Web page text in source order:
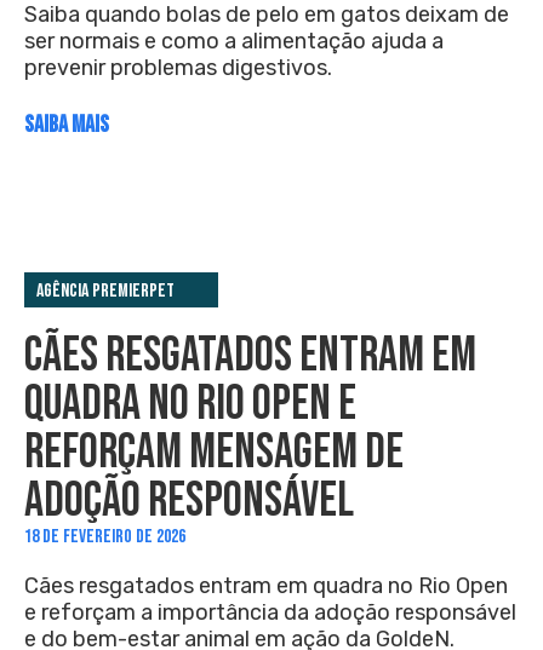
Saiba quando bolas de pelo em gatos deixam de
ser normais e como a alimentação ajuda a
prevenir problemas digestivos.
SAIBA MAIS
Agência PremieRpet
CÃES RESGATADOS ENTRAM EM
QUADRA NO RIO OPEN E
REFORÇAM MENSAGEM DE
ADOÇÃO RESPONSÁVEL
18 DE FEVEREIRO DE 2026
Cães resgatados entram em quadra no Rio Open
e reforçam a importância da adoção responsável
e do bem-estar animal em ação da GoldeN.